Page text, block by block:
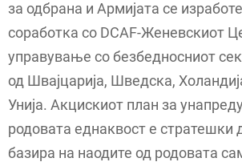
за одбрана и Армијата се
соработка со DCAF-Женевскиот
управување со безбедносниот
од Швајцарија, Шведска,
Унија. Акцискиот план за
родовата еднаквост е стратешки
базира на наодите од родовата